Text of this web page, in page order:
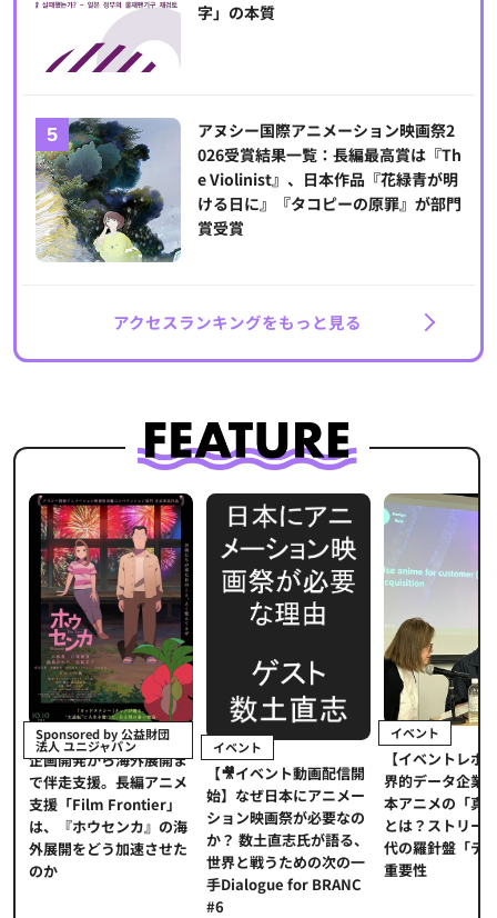
字」の本質
アヌシー国際アニメーション映画祭2
026受賞結果一覧：長編最高賞は『Th
e Violinist』、日本作品『花緑青が明
ける日に』『タコピーの原罪』が部門
賞受賞
アクセスランキングをもっと見る
Sponsored by 公益財団
法人 ユニジャパン
企画開発から海外展開ま
で伴走支援。長編アニメ
支援「Film Frontier」
は、『ホウセンカ』の海
外展開をどう加速させた
のか
イベント
【🎥イベント動画配信開
始】なぜ日本にアニメー
ション映画祭が必要なの
か？ 数土直志氏が語る、
世界と戦うための次の一
手Dialogue for BRANC
#6
イベント
【イベントレポ
界的データ企業
本アニメの「真
とは？ストリー
代の羅針盤「デ
重要性